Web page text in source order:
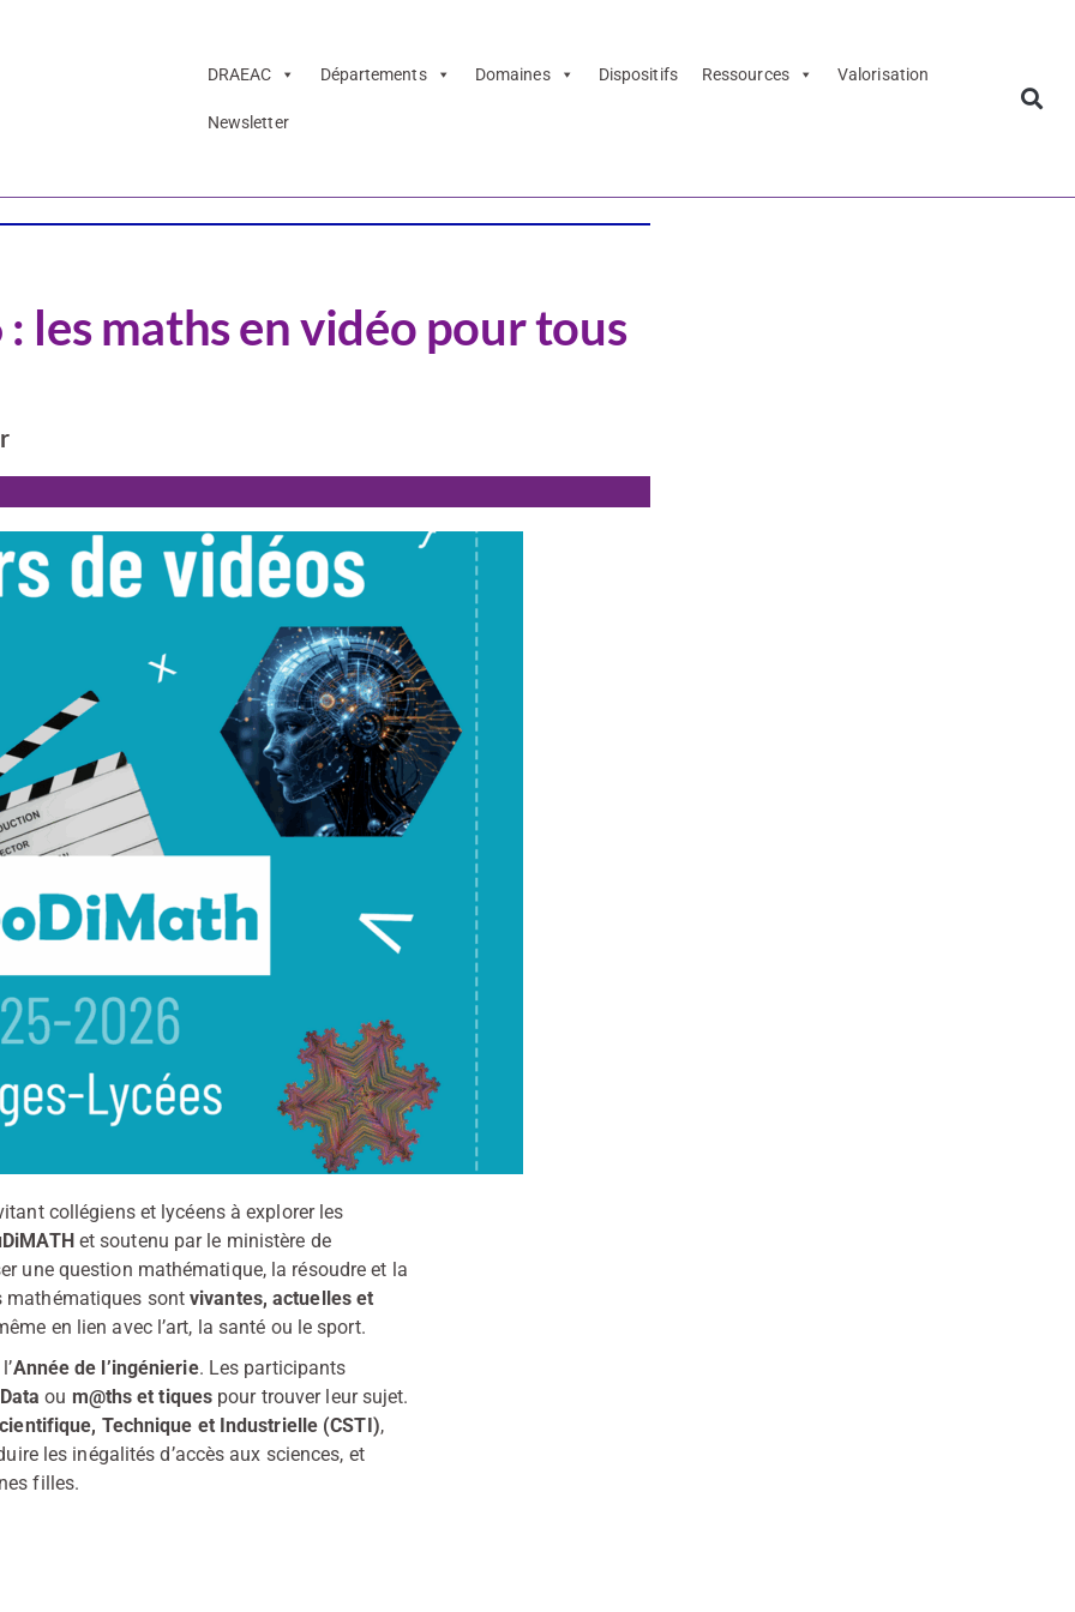
DRAEAC Départements Domaines Dispositifs Ressources Valorisation
Newsletter
maths en vidéo pour tous
collégiens et lycéens à explorer les
et soutenu par le ministère de
une question mathématique, la résoudre et la
mathématiques sontvivantes, actuelles et
en lien avec l’art, la santé ou le sport.
Année de l’ingénierie. Les participants
ou m@ths et tiques pour trouver leur sujet.
Technique et Industrielle (CSTI),
les inégalités d’accès aux sciences, et
filles.